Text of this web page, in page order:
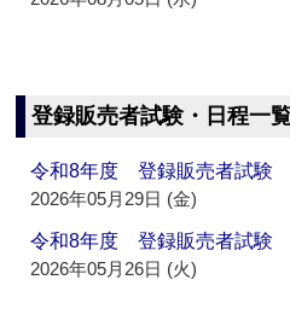
登録販売者試験・日程一
令和8年度 登録販売者試験
2026年05月29日 (金)
令和8年度 登録販売者試験
2026年05月26日 (火)